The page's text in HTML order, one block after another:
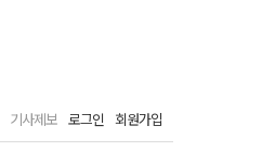
기사제보 로그인 회원가입